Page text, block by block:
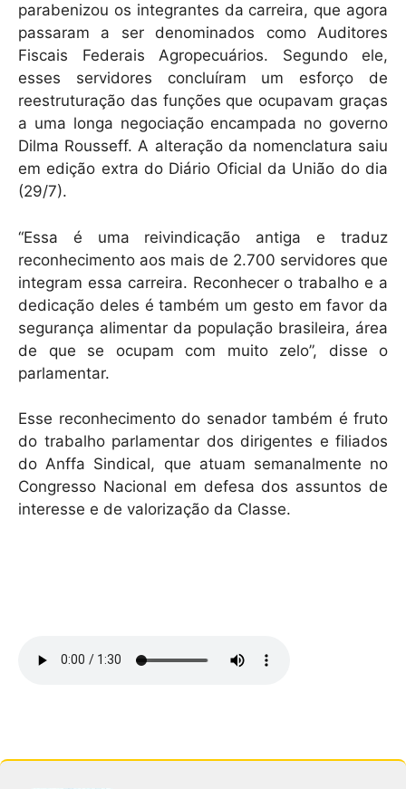
parabenizou os integrantes da carreira, que agora
passaram a ser denominados como Auditores
Fiscais Federais Agropecuários. Segundo ele,
esses servidores concluíram um esforço de
reestruturação das funções que ocupavam graças
a uma longa negociação encampada no governo
Dilma Rousseff. A alteração da nomenclatura saiu
em edição extra do Diário Oficial da União do dia
(29/7).
“Essa é uma reivindicação antiga e traduz
reconhecimento aos mais de 2.700 servidores que
integram essa carreira. Reconhecer o trabalho e a
dedicação deles é também um gesto em favor da
segurança alimentar da população brasileira, área
de que se ocupam com muito zelo”, disse o
parlamentar.
Esse reconhecimento do senador também é fruto
do trabalho parlamentar dos dirigentes e filiados
do Anffa Sindical, que atuam semanalmente no
Congresso Nacional em defesa dos assuntos de
interesse e de valorização da Classe.